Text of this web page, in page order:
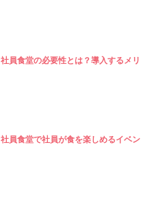
社員食堂の必要性とは？導入するメ
社員食堂で社員が食を楽しめるイベ